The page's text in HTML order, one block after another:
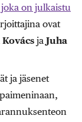
joka on julkaistu
ovat
ja Juha
ja jäsenet